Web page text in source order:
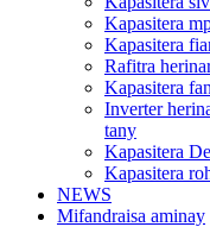
Kapasitera
Kapasitera
Rafitra
Kapasitera
Inverter
tany
Kapasitera
Kapasitera
NEWS
Mifandraisa aminay